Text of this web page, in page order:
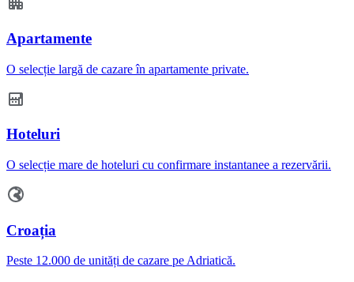
Apartamente
O selecție largă de cazare în apartamente private.
Hoteluri
O selecție mare de hoteluri cu confirmare instantanee a rezervării.
Croația
Peste 12.000 de unități de cazare pe Adriatică.